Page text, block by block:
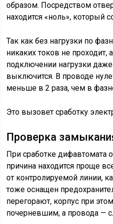
образом. Посредством
находится «ноль», который
Так как без нагрузки по
никаких токов не проходит,
подключении нагрузки
выключится. В проводе
меньше в 2 раза, чем в
Это вызовет сработку
Проверка
При сработке дифавтомата
причина находится проще
от контролируемой линии,
тоже оснащен
перегорают, корпус при
почерневшим, а провода —